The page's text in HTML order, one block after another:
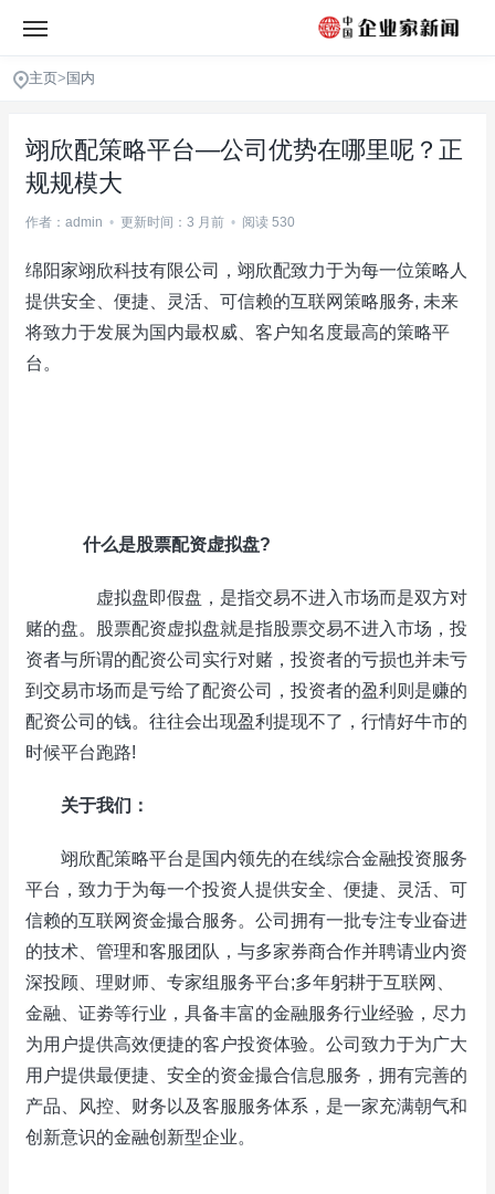
主页> 国内
翊欣配策略平台—公司优势在哪里呢？正
规规模大
作者：admin • 更新时间：3 月前 • 阅读 530
绵阳家翊欣科技有限公司，翊欣配致力于为每一位策略人
提供安全、便捷、灵活、可信赖的互联网策略服务, 未来
将致力于发展为国内最权威、客户知名度最高的策略平
台。
什么是股票配资虚拟盘?
虚拟盘即假盘，是指交易不进入市场而是双方对
赌的盘。股票配资虚拟盘就是指股票交易不进入市场，投
资者与所谓的配资公司实行对赌，投资者的亏损也并未亏
到交易市场而是亏给了配资公司，投资者的盈利则是赚的
配资公司的钱。往往会出现盈利提现不了，行情好牛市的
时候平台跑路!
关于我们：
翊欣配策略平台是国内领先的在线综合金融投资服务
平台，致力于为每一个投资人提供安全、便捷、灵活、可
信赖的互联网资金撮合服务。公司拥有一批专注专业奋进
的技术、管理和客服团队，与多家券商合作并聘请业内资
深投顾、理财师、专家组服务平台;多年躬耕于互联网、
金融、证劵等行业，具备丰富的金融服务行业经验，尽力
为用户提供高效便捷的客户投资体验。公司致力于为广大
用户提供最便捷、安全的资金撮合信息服务，拥有完善的
产品、风控、财务以及客服服务体系，是一家充满朝气和
创新意识的金融创新型企业。